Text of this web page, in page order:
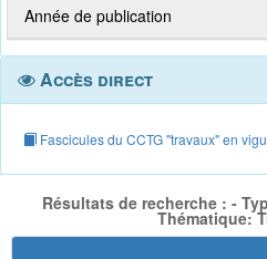
Année de publication
Accès direct
Fascicules du CCTG "travaux" en
Résultats de recherche : -
Thématique: